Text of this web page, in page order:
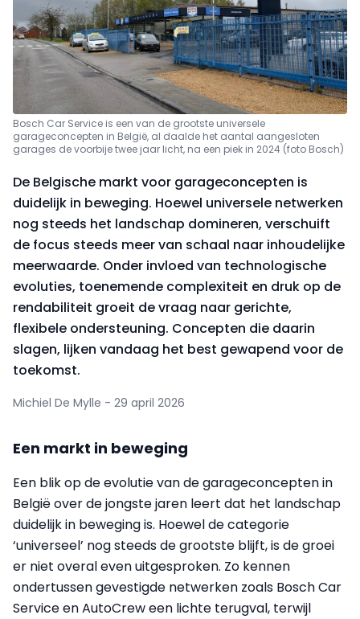
Bosch Car Service is een van de grootste universele
garageconcepten in België, al daalde het aantal aangesloten
garages de voorbije twee jaar licht, na een piek in 2024 (foto Bosch)
De Belgische markt voor garageconcepten is
duidelijk in beweging. Hoewel universele netwerken
nog steeds het landschap domineren, verschuift
de focus steeds meer van schaal naar inhoudelijke
meerwaarde. Onder invloed van technologische
evoluties, toenemende complexiteit en druk op de
rendabiliteit groeit de vraag naar gerichte,
flexibele ondersteuning. Concepten die daarin
slagen, lijken vandaag het best gewapend voor de
toekomst.
Michiel De Mylle - 29 april 2026
Een markt in beweging
Een blik op de evolutie van de garageconcepten in
België over de jongste jaren leert dat het landschap
duidelijk in beweging is. Hoewel de categorie
‘universeel’ nog steeds de grootste blijft, is de groei
er niet overal even uitgesproken. Zo kennen
ondertussen gevestigde netwerken zoals Bosch Car
Service en AutoCrew een lichte terugval, terwijl